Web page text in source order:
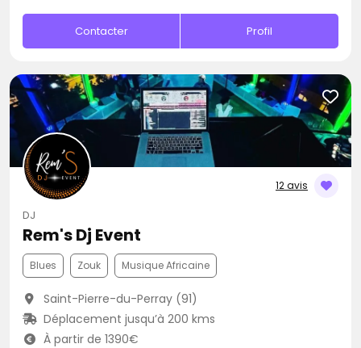
Contacter Profil
12 avis
DJ
Rem's Dj Event
Blues Zouk Musique Africaine
Saint-Pierre-du-Perray (91)
Déplacement jusqu’à 200 kms
À partir de 1390€